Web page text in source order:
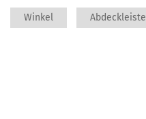
Winkel Abdeckleiste